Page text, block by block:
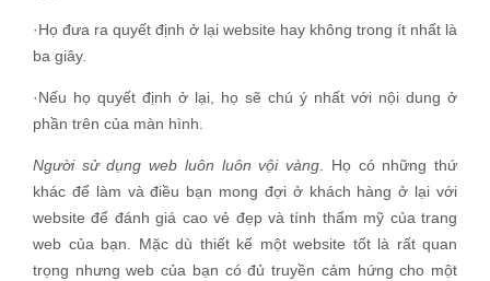
·Họ đưa ra quyết định ở lại website hay không trong ít nhất là
ba giây.
·Nếu họ quyết định ở lại, họ sẽ chú ý nhất với nội dung ở
phần trên của màn hình.
Người sử dụng web luôn luôn vội vàng. Họ có những thứ
khác để làm và điều bạn mong đợi ở khách hàng ở lại với
website để đánh giá cao vẻ đẹp và tính thẩm mỹ của trang
web của bạn. Mặc dù thiết kế một website tốt là rất quan
trọng nhưng web của bạn có đủ truyền cảm hứng cho một